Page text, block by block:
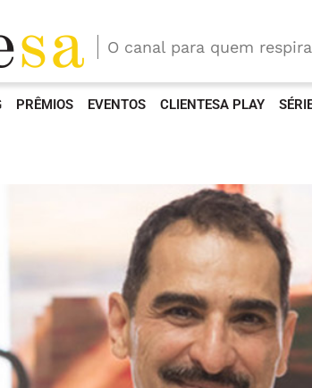
O canal para quem
PRÊMIOS EVENTOS CLIENTESA PLAY